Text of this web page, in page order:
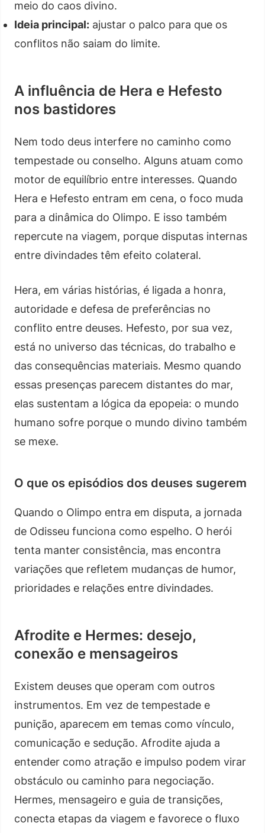
meio do caos divino.
Ideia principal: ajustar o palco para que os
conflitos não saiam do limite.
A influência de Hera e Hefesto
nos bastidores
Nem todo deus interfere no caminho como
tempestade ou conselho. Alguns atuam como
motor de equilíbrio entre interesses. Quando
Hera e Hefesto entram em cena, o foco muda
para a dinâmica do Olimpo. E isso também
repercute na viagem, porque disputas internas
entre divindades têm efeito colateral.
Hera, em várias histórias, é ligada a honra,
autoridade e defesa de preferências no
conflito entre deuses. Hefesto, por sua vez,
está no universo das técnicas, do trabalho e
das consequências materiais. Mesmo quando
essas presenças parecem distantes do mar,
elas sustentam a lógica da epopeia: o mundo
humano sofre porque o mundo divino também
se mexe.
O que os episódios dos deuses sugerem
Quando o Olimpo entra em disputa, a jornada
de Odisseu funciona como espelho. O herói
tenta manter consistência, mas encontra
variações que refletem mudanças de humor,
prioridades e relações entre divindades.
Afrodite e Hermes: desejo,
conexão e mensageiros
Existem deuses que operam com outros
instrumentos. Em vez de tempestade e
punição, aparecem em temas como vínculo,
comunicação e sedução. Afrodite ajuda a
entender como atração e impulso podem virar
obstáculo ou caminho para negociação.
Hermes, mensageiro e guia de transições,
conecta etapas da viagem e favorece o fluxo